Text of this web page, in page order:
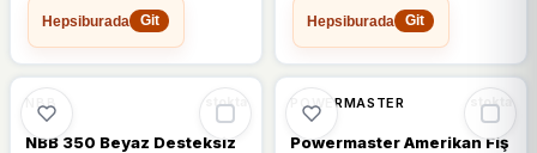
Hepsiburada
Git
Hepsiburada
Git
%32 %32 DÜŞTÜ
NBB stokta
NBB 350 Beyaz Desteksiz
%54 %54 DÜŞTÜ
POWERMASTER stokta
Powermaster Amerikan Fiş